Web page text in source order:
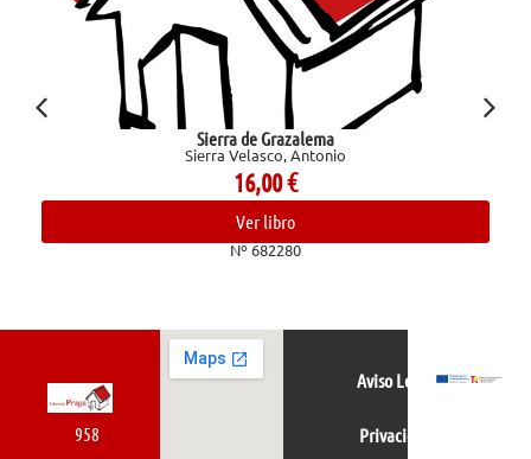
Sierra de Grazalema
Sierra Velasco, Antonio
16,00€
Ver libro
Nº 682280
958
Aviso Legal
Privacidad